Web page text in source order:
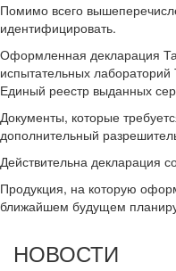
Помимо всего
идентифицировать.
Оформленная декларация
испытательных
Единый реестр выданных
Документы, которые
дополнительный
Действительна декларация
Продукция, на которую
ближайшем будущем
НОВОСТИ